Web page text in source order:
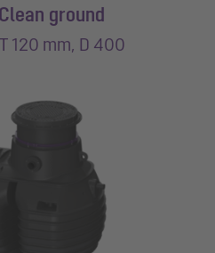
ground
120 mm, D 400